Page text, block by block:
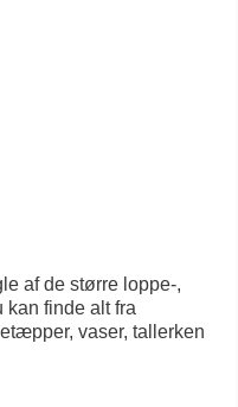
af de større loppe-,
kan finde alt fra
vaser, tallerken